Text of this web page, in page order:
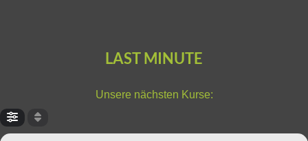
LAST MINUTE
Unsere nächsten Kurse: